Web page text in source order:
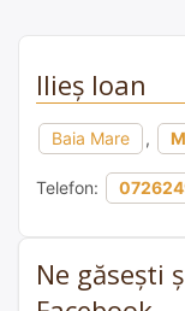
Ilieș Ioan
Baia Mare ,
Telefon:
Ne găsești